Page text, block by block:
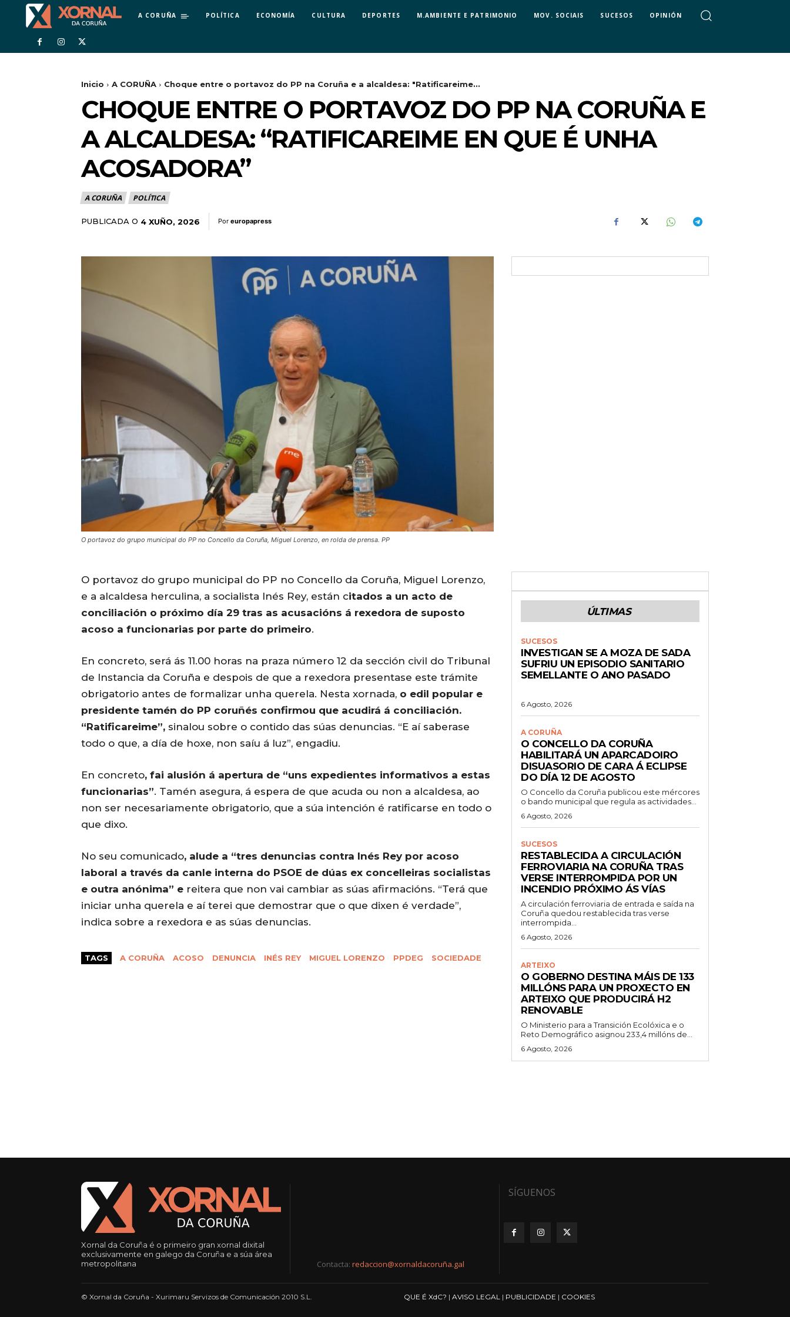
A CORUÑA POLÍTICA ECONOMÍA CULTURA DEPORTES M.AMBIENTE E PATRIMONIO MOV. SOCIAIS SUCESOS OPINIÓN
Inicio A CORUÑA Choque entre o portavoz do PP na Coruña e a alcaldesa: "Ratificareime...
CHOQUE ENTRE O PORTAVOZ DO PP NA CORUÑA E
A ALCALDESA: “RATIFICAREIME EN QUE É UNHA
ACOSADORA”
A CORUÑA POLÍTICA
PUBLICADA O 4 XUÑO, 2026 Por europapress
O portavoz do grupo municipal do PP no Concello da Coruña, Miguel Lorenzo, en rolda de prensa. PP
O portavoz do grupo municipal do PP no Concello da Coruña, Miguel Lorenzo,
e a alcaldesa herculina, a socialista Inés Rey, están citados a un acto de
conciliación o próximo día 29 tras as acusacións á rexedora de suposto
acoso a funcionarias por parte do primeiro.
En concreto, será ás 11.00 horas na praza número 12 da sección civil do Tribunal
de Instancia da Coruña e despois de que a rexedora presentase este trámite
obrigatorio antes de formalizar unha querela. Nesta xornada, o edil popular e
presidente tamén do PP coruñés confirmou que acudirá á conciliación.
“Ratificareime”, sinalou sobre o contido das súas denuncias. “E aí saberase
todo o que, a día de hoxe, non saíu á luz”, engadiu.
En concreto, fai alusión á apertura de “uns expedientes informativos a estas
funcionarias”. Tamén asegura, á espera de que acuda ou non a alcaldesa, ao
non ser necesariamente obrigatorio, que a súa intención é ratificarse en todo o
que dixo.
No seu comunicado, alude a “tres denuncias contra Inés Rey por acoso
laboral a través da canle interna do PSOE de dúas ex concelleiras socialistas
e outra anónima” e reitera que non vai cambiar as súas afirmacións. “Terá que
iniciar unha querela e aí terei que demostrar que o que dixen é verdade”,
indica sobre a rexedora e as súas denuncias.
TAGS A CORUÑA ACOSO DENUNCIA INÉS REY MIGUEL LORENZO PPDEG SOCIEDADE
ÚLTIMAS
SUCESOS
INVESTIGAN SE A MOZA DE SADA
SUFRIU UN EPISODIO SANITARIO
SEMELLANTE O ANO PASADO
6 Agosto, 2026
A CORUÑA
O CONCELLO DA CORUÑA
HABILITARÁ UN APARCADOIRO
DISUASORIO DE CARA Á ECLIPSE
DO DÍA 12 DE AGOSTO
O Concello da Coruña publicou este mércores
o bando municipal que regula as actividades...
6 Agosto, 2026
SUCESOS
RESTABLECIDA A CIRCULACIÓN
FERROVIARIA NA CORUÑA TRAS
VERSE INTERROMPIDA POR UN
INCENDIO PRÓXIMO ÁS VÍAS
A circulación ferroviaria de entrada e saída na
Coruña quedou restablecida tras verse
interrompida...
6 Agosto, 2026
ARTEIXO
O GOBERNO DESTINA MÁIS DE 133
MILLÓNS PARA UN PROXECTO EN
ARTEIXO QUE PRODUCIRÁ H2
RENOVABLE
O Ministerio para a Transición Ecolóxica e o
Reto Demográfico asignou 233,4 millóns de...
6 Agosto, 2026
Xornal da Coruña é o primeiro gran xornal dixital
exclusivamente en galego da Coruña e a súa área
metropolitana
Contacta: redaccion@xornaldacoruña.gal
SÍGUENOS
© Xornal da Coruña - Xurimaru Servizos de Comunicación 2010 S.L. QUE É XdC? | AVISO LEGAL | PUBLICIDADE | COOKIES